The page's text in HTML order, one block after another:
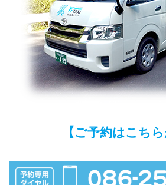
【ご予約はこちら